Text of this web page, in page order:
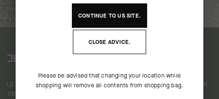
JERSEY
Le maillot officiel Collective Thirteen est disponible en
trois styles : la version ride leader et la version
CONTINUE TOUSSITE.
CLOSE ADVICE.
Please be advised that changing your location while
shopping will remove all contents from shopping bag.